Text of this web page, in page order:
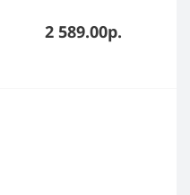
2 589.00р.